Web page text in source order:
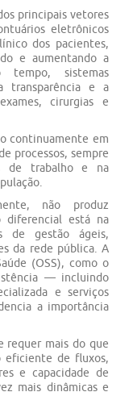
principais vetores
eletrônicos
dos pacientes,
e aumentando a
tempo, sistemas
transparência e a
cirurgias e
continuamente em
processos, sempre
de trabalho e na
não produz
diferencial está na
de gestão ágeis,
da rede pública. A
(OSS), como o
— incluindo
e serviços
a importância
requer mais do que
eficiente de fluxos,
e capacidade de
mais dinâmicas e